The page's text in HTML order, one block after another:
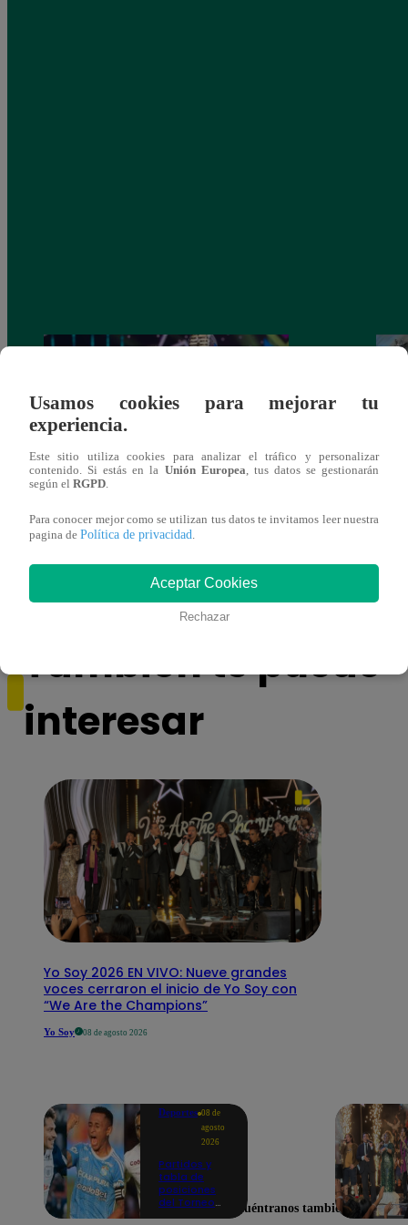
ganadora de Yo Soy: Nueva Generación!
También te puede
interesar
Yo Soy 2026 EN VIVO: Nueve grandes
voces cerraron el inicio de Yo Soy con
“We Are the Champions”
Yo Soy 08 de agosto 2026
Deportes 08 de
agosto
2026
Partidos y
tabla de
posiciones
del Torneo
Usamos cookies para mejorar tu
experiencia.
Este sitio utiliza cookies para analizar el tráfico y personalizar
contenido. Si estás en la Unión Europea , tus datos se gestionarán
según el RGPD
Para conocer mejor como se utilizan tus datos te invitamos leer nuestra
pagina de Política de privacidad
Aceptar Cookies
Rechazar
Encuéntranos también en